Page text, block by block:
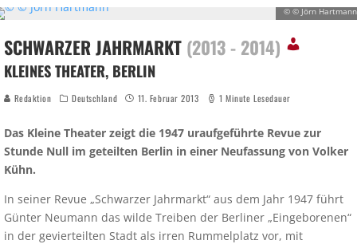
© © Jörn Hartmann
SCHWARZER JAHRMARKT (2013 - 2014)
KLEINES THEATER, BERLIN
Redaktion Deutschland 11. Februar 2013 1 Minute Lesedauer
Das Kleine Theater zeigt die 1947 uraufgeführte Revue zur
Stunde Null im geteilten Berlin in einer Neufassung von Volker
Kühn.
In seiner Revue „Schwarzer Jahrmarkt“ aus dem Jahr 1947 führt
Günter Neumann das wilde Treiben der Berliner „Eingeborenen“
in der gevierteilten Stadt als irren Rummelplatz vor, mit